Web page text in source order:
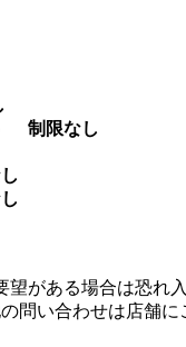
制限なし
ある場合は恐れ
問い合わせは店舗に